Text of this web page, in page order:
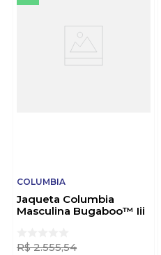
COLUMBIA
Jaqueta Columbia
Masculina Bugaboo™ Iii
R$ 2.555,54